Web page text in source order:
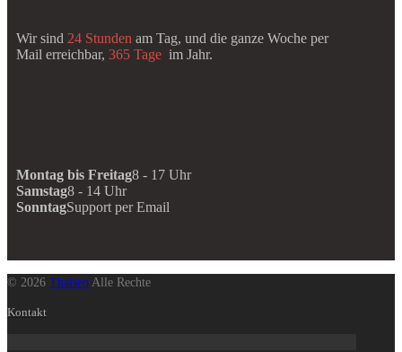
Wir sind 24 Stunden am Tag, und die ganze Woche per
Mail erreichbar, 365 Tage im Jahr.
Montag bis Freitag8 - 17 Uhr
Samstag8 - 14 Uhr
SonntagSupport per Email
© 2026 Thaiseo Alle Rechte
Kontakt